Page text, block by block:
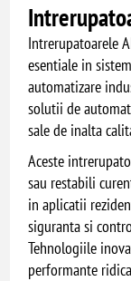
Intrerupatoarele
esentiale in
automatizare
solutii de
sale de inalta
Aceste
sau restabili
in aplicatii
siguranta si
Tehnologiile
performante